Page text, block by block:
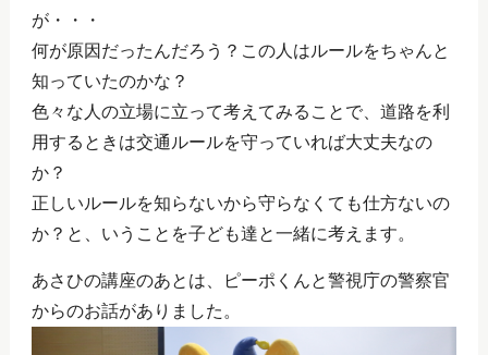
が・・・
何が原因だったんだろう？この人はルールをちゃんと
知っていたのかな？
色々な人の立場に立って考えてみることで、道路を利
用するときは交通ルールを守っていれば大丈夫なの
か？
正しいルールを知らないから守らなくても仕方ないの
か？と、いうことを子ども達と一緒に考えます。
あさひの講座のあとは、ピーポくんと警視庁の警察官
からのお話がありました。